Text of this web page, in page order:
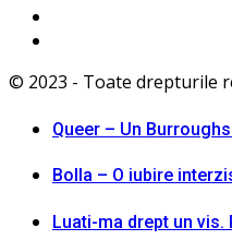
© 2023 - Toate drepturile
Queer – Un
Bolla – O iubire
Luati-ma drept un